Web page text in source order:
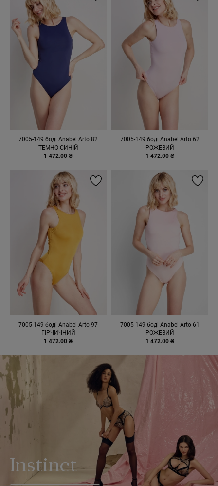
7005-149 боді Anabel Arto 82
ТЕМНО-СИНІЙ
1 472.00 ₴
7005-149 боді Anabel Arto 62
РОЖЕВИЙ
1 472.00 ₴
7005-149 боді Anabel Arto 97
ГІРЧИЧНИЙ
1 472.00 ₴
7005-149 боді Anabel Arto 61
РОЖЕВИЙ
1 472.00 ₴
Instinct